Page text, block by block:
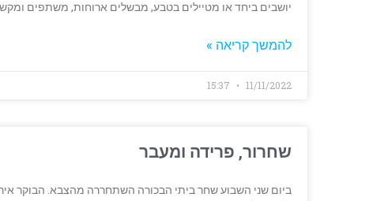
יושבים ביחד או מטיילים בטבע, מבשלים ארוחות, משתפים
להמשך קריאה »
11/11/2022
שחרור, פרידה ומעבר
ביום שני השבוע שחר ביתי הבכורה השתחררה מהצבא. הבוקר